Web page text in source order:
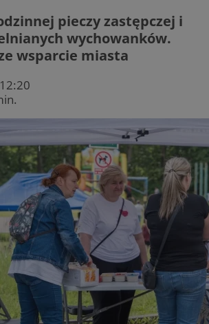
pieczy zastępczej i
wychowanków.
wsparcie miasta